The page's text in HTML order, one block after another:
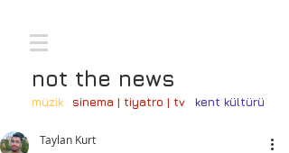
not the news
müzik sinema | tiyatro | tv kent kültürü
Taylan Kurt